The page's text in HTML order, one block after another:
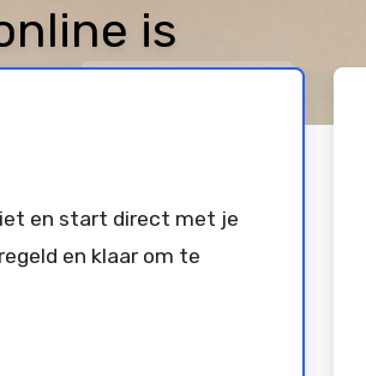
is
en start direct met je
en klaar om te